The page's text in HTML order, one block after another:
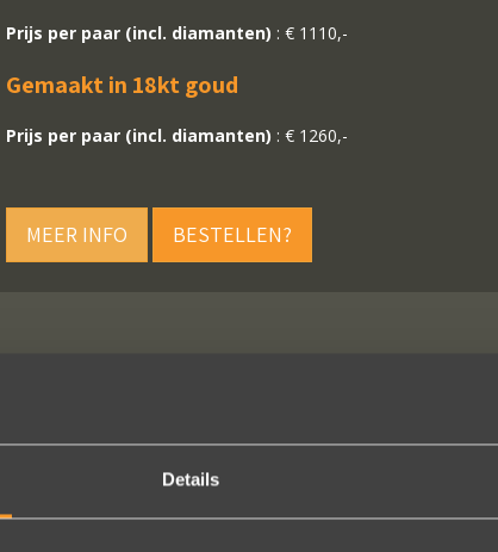
Details
Prijs per paar (incl. diamanten) : € 1110,-
Gemaakt in 18kt goud
Prijs per paar (incl. diamanten) : € 1260,-
MEER INFO BESTELLEN?